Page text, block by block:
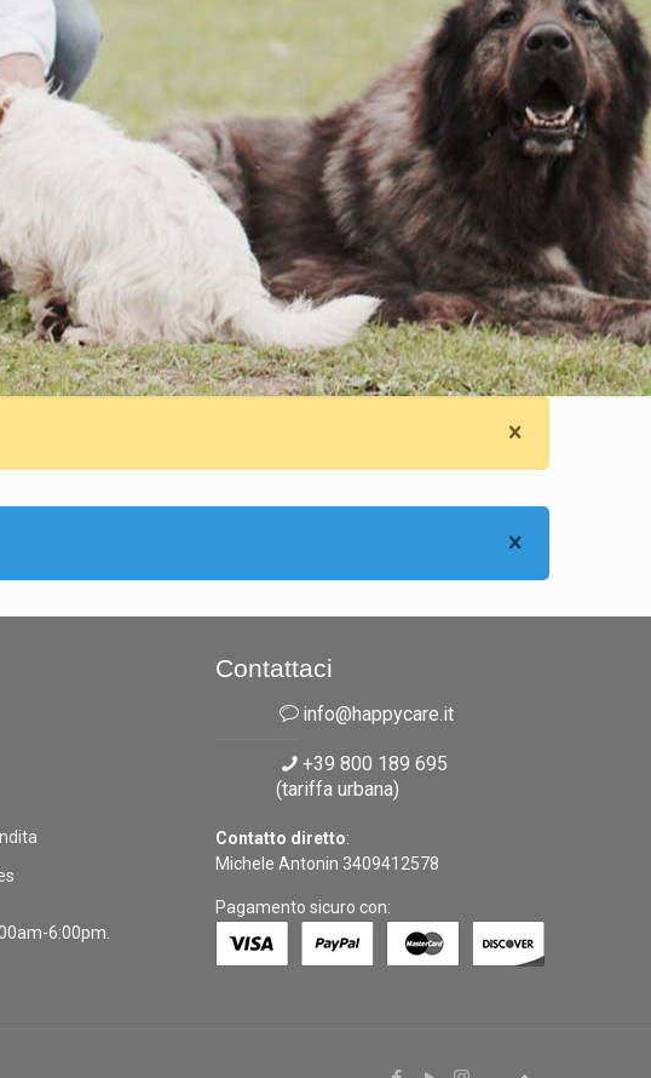
6:00pm.
Contattaci
info@happycare.it
+39 800 189 695
(tariffa urbana)
Contatto diretto:
Michele Antonin 3409412578
Pagamento sicuro con: